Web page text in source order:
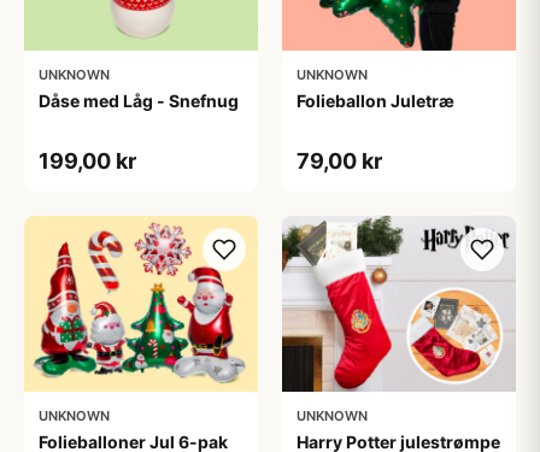
UNKNOWN
Dåse med Låg - Snefnug
199,00 kr
UNKNOWN
Folieballon Juletræ
79,00 kr
UNKNOWN
Folieballoner Jul 6-pak
UNKNOWN
Harry Potter julestrømpe